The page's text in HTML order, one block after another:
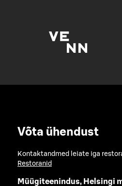
Võta ühendust
Kontaktandmed leiate iga
Restoranid
Müügiteenindus, Helsingi